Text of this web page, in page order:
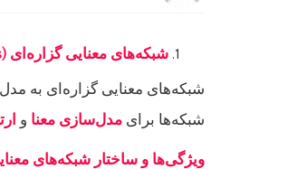
شبکه‌های معنایی گزاره‌ای (Propositional Semantic Networks)
شبکه‌های معنایی گزاره‌ای به
شبکه‌ها برای مدل‌سازی معنا و
ویژگی‌ها و ساختار شبکه‌های